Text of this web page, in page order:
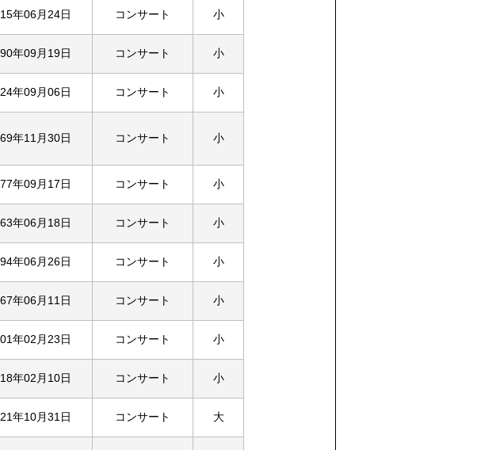
年06月24日 コンサート 小
年09月19日 コンサート 小
年09月06日 コンサート 小
年11月30日 コンサート 小
年09月17日 コンサート 小
年06月18日 コンサート 小
年06月26日 コンサート 小
年06月11日 コンサート 小
年02月23日 コンサート 小
年02月10日 コンサート 小
年10月31日 コンサート 大